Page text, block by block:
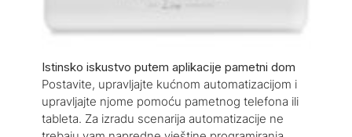
Istinsko iskustvo putem aplikacije pametni dom
Postavite, upravljajte kućnom automatizacijom i
upravljajte njome pomoću pametnog telefona ili
tableta. Za izradu scenarija automatizacije ne